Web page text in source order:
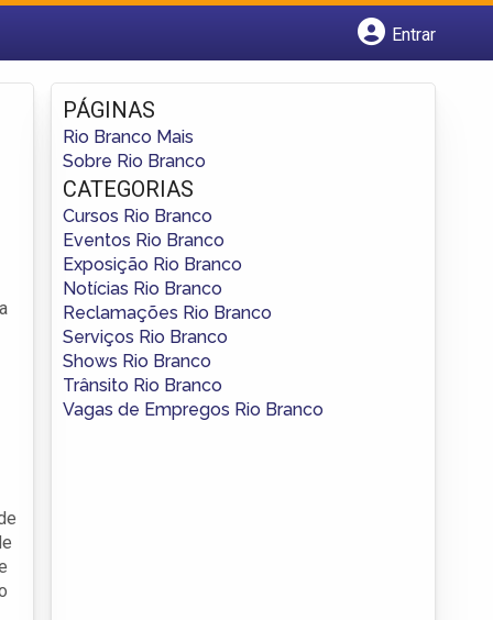
Entrar
Fazer login
Criar conta
PÁGINAS
Rio Branco Mais
Sobre Rio Branco
CATEGORIAS
Cursos Rio Branco
Eventos Rio Branco
Exposição Rio Branco
Notícias Rio Branco
Reclamações Rio Branco
Serviços Rio Branco
Shows Rio Branco
Trânsito Rio Branco
Vagas de Empregos Rio Branco